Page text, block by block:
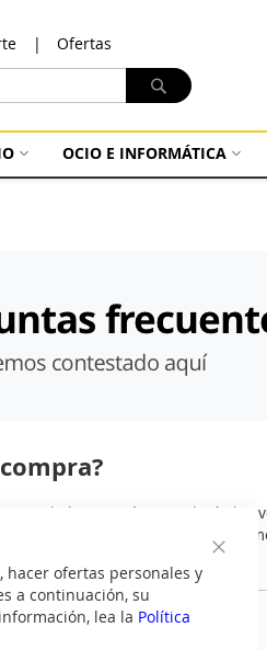
hacer ofertas personales y
a continuación, su
lea la Política
Ofertas
contenido
Buscar
OCIO E INFORMÁTICA
que si lo haces así, te perderás
no podrás acceder
más ayuda?